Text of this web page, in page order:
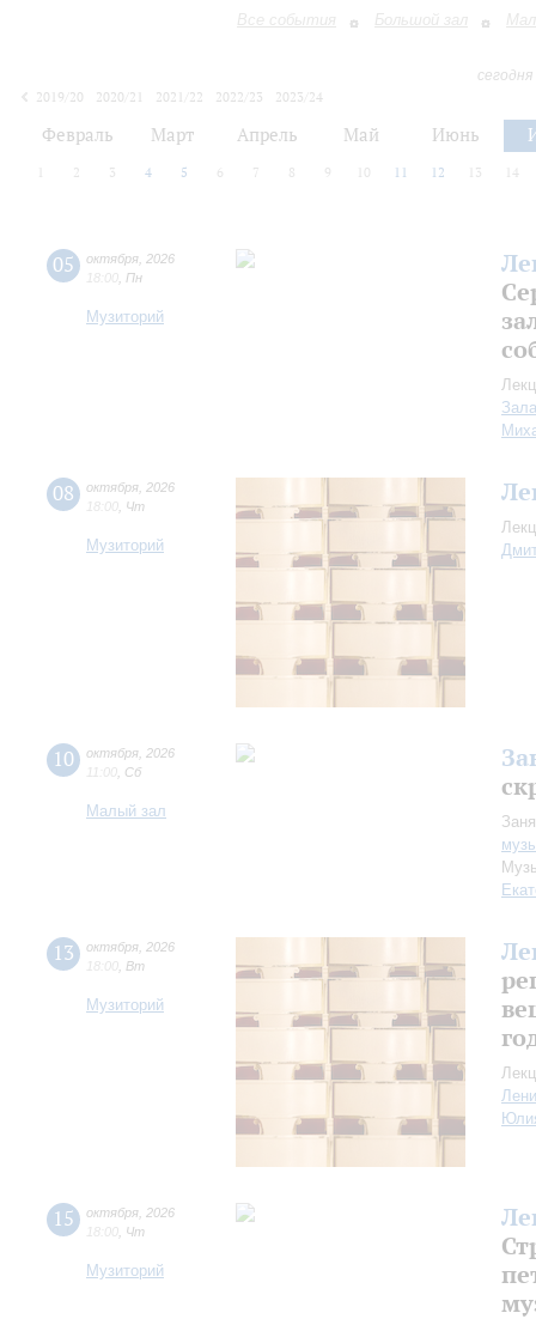
Все события Большой зал
2019/20
2020/21 2021/22 2022/23
2023/24
Февраль Март Апрель Май Июнь
2 3 4 5 6 7 8 9 10 11 12 13 14
05 октября 2026
18:00 Пн
Музиторий
08 октября 2026
18:00 Чт
Музиторий
10 октября 2026
11:00 Сб
Малый зал
13 октября 2026
18:00 Вт
Музиторий
15 октября 2026
18:00 Чт
Музиторий